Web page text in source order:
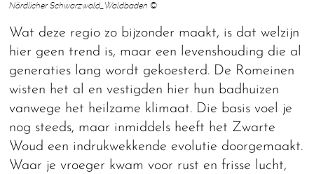
Nördlicher Schwarzwald_Waldbaden ©
Wat deze regio zo bijzonder maakt, is dat welzijn
hier geen trend is, maar een levenshouding die al
generaties lang wordt gekoesterd. De Romeinen
wisten het al en vestigden hier hun badhuizen
vanwege het heilzame klimaat. Die basis voel je
nog steeds, maar inmiddels heeft het Zwarte
Woud een indrukwekkende evolutie doorgemaakt.
Waar je vroeger kwam voor rust en frisse lucht,